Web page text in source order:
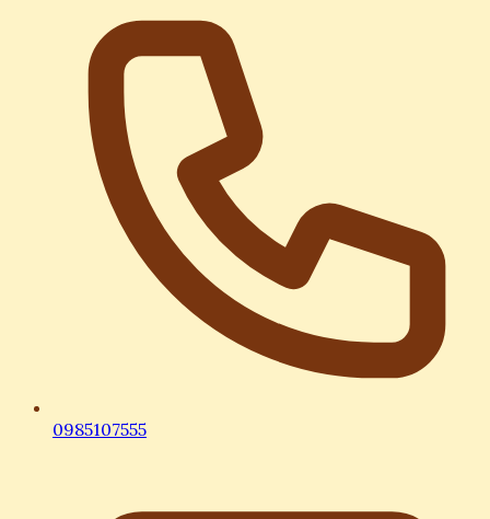
0985107555